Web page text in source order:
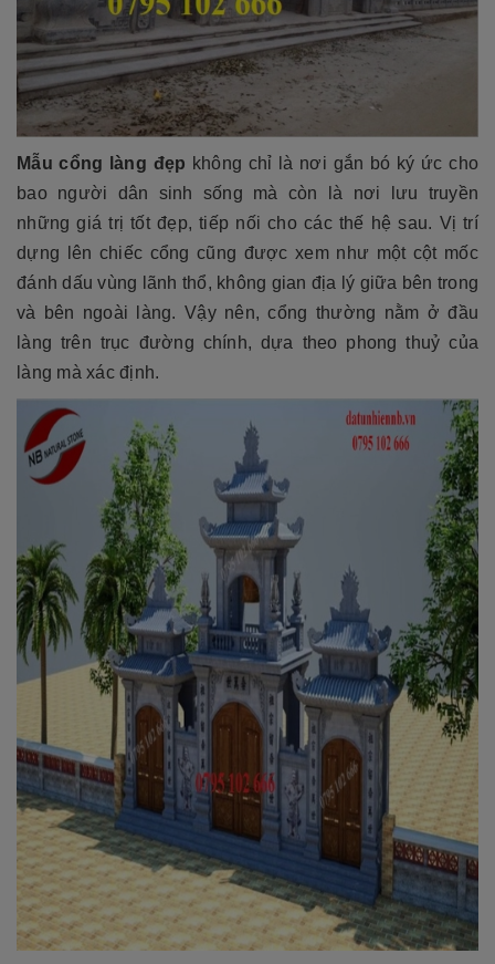
Mẫu cổng làng đẹp không chỉ là nơi gắn bó ký ức cho
bao người dân sinh sống mà còn là nơi lưu truyền
những giá trị tốt đẹp, tiếp nối cho các thế hệ sau. Vị trí
dựng lên chiếc cổng cũng được xem như một cột mốc
đánh dấu vùng lãnh thổ, không gian địa lý giữa bên trong
và bên ngoài làng. Vậy nên, cổng thường nằm ở đầu
làng trên trục đường chính, dựa theo phong thuỷ của
làng mà xác định.